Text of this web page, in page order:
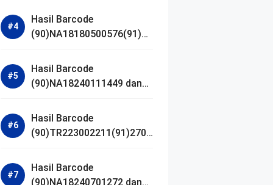
Hasil Barcode
(90)NA18180500576(91)21
Hasil Barcode
(90)NA18240111449 dan
Hasil Barcode
(90)TR223002211(91)2701
Hasil Barcode
(90)NA18240701272 dan